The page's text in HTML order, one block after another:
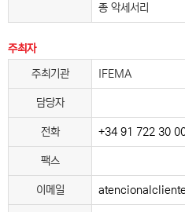
종 악세서리
주최자
주최기관
IFEMA
담당자
전화 +34 91 722 30
팩스
이메일